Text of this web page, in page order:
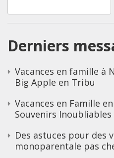
Derniers
Vacances en famille à
Big Apple en Tribu
Vacances en Famille
Souvenirs Inoubliables
Des astuces pour des
monoparentale pas